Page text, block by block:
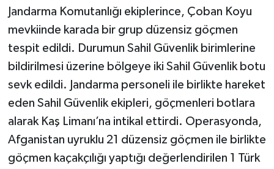
Jandarma Komutanlığı ekiplerince, Çoban Koyu
mevkiinde karada bir grup düzensiz göçmen
tespit edildi. Durumun Sahil Güvenlik birimlerine
bildirilmesi üzerine bölgeye iki Sahil Güvenlik botu
sevk edildi. Jandarma personeli ile birlikte hareket
eden Sahil Güvenlik ekipleri, göçmenleri botlara
alarak Kaş Limanı’na intikal ettirdi. Operasyonda,
Afganistan uyruklu 21 düzensiz göçmen ile birlikte
göçmen kaçakçılığı yaptığı değerlendirilen 1 Türk
MAGAZİN